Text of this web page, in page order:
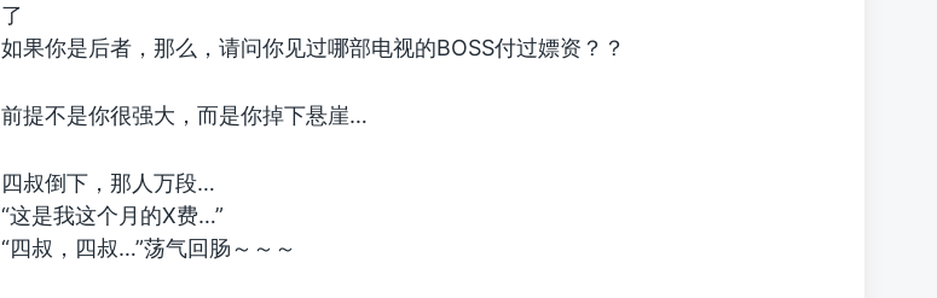
了
如果你是后者，那么，请问你见过哪部电视的BOSS付过嫖资？？
前提不是你很强大，而是你掉下悬崖…
四叔倒下，那人万段…
“这是我这个月的X费…”
“四叔，四叔…”荡气回肠～～～